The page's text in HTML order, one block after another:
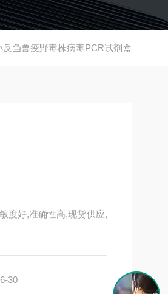
反刍兽疫野毒株病毒PCR试剂盒
度好,准确性高,现货供应,
30